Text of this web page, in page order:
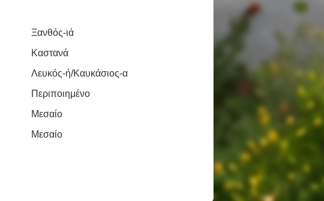
Ξανθός-ιά
Καστανά
Λευκός-ή/Καυκάσιος-α
Περιποιημένο
Μεσαίο
Μεσαίο